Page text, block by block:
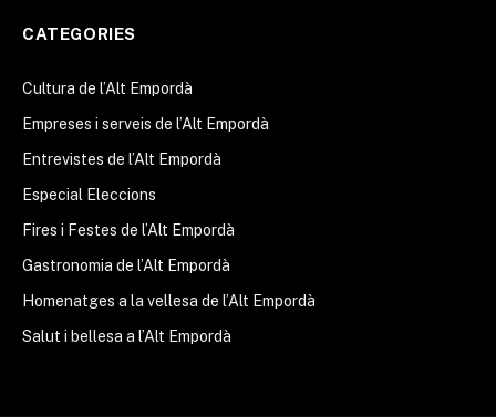
CATEGORIES
Cultura de l’Alt Empordà
Empreses i serveis de l’Alt Empordà
Entrevistes de l’Alt Empordà
Especial Eleccions
Fires i Festes de l’Alt Empordà
Gastronomia de l’Alt Empordà
Homenatges a la vellesa de l’Alt Empordà
Salut i bellesa a l’Alt Empordà